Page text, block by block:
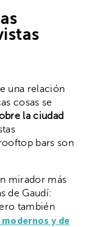
una relación
cosas se
la ciudad
bars son
mirador más
de Gaudí:
también
y de